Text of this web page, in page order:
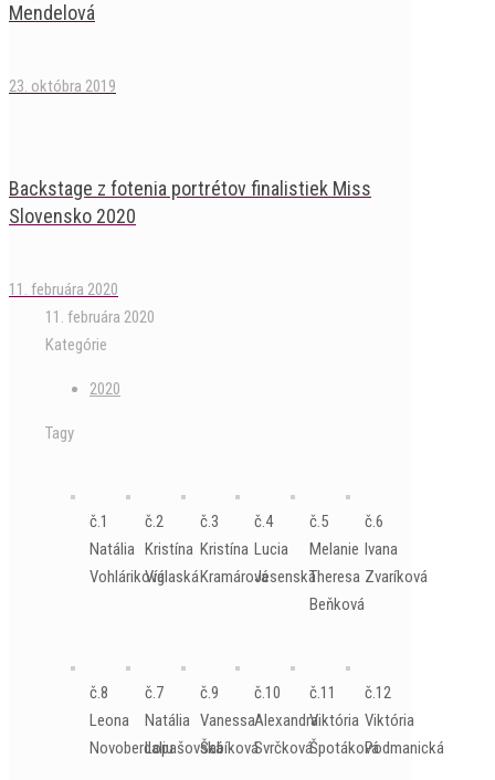
Mendelová
23. októbra 2019
Backstage z fotenia portrétov finalistiek Miss
Slovensko 2020
11. februára 2020
11. februára 2020
Kategórie
2020
Tagy
č.1
Natália
Vohláriková
č.2
Kristína
Víglaská
č.3
Kristína
Kramárová
č.4
Lucia
Jesenská
č.5
Melanie
Theresa
Beňková
č.6
Ivana
Zvaríková
č.8
Leona
Novoberdaliu
č.7
Natália
Lopašovská
č.9
Vanessa
Šabíková
č.10
Alexandra
Svrčková
č.11
Viktória
Špotáková
č.12
Viktória
Podmanická